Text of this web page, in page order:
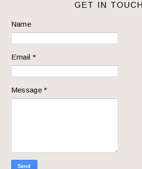
GET IN TOUCH
Name
Email *
Message*